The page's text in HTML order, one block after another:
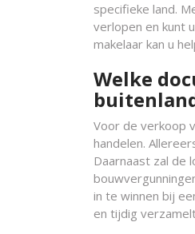
specifieke land.
verlopen en kunt
makelaar kan u
Welke
Voor de verkoop
handelen.
Daarnaast zal de
in te winnen bij
en tijdig